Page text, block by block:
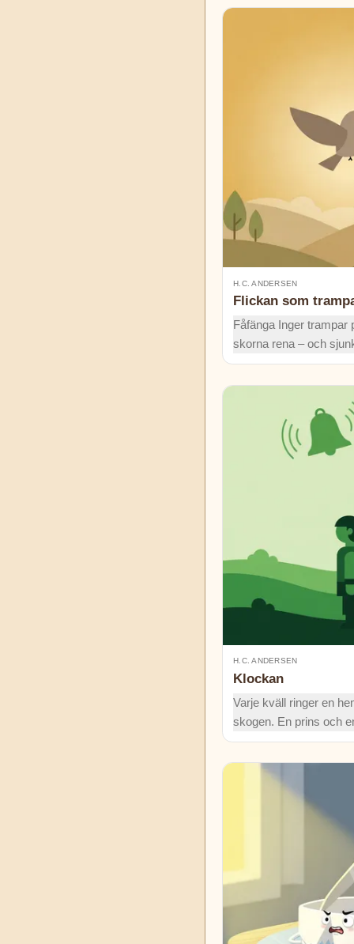
egentligen ta reda på
H.C. ANDERSEN
Flickan som
Fåfänga Inger trampar
skorna rena – och
liten flickas bön ge
lära henne vad
H.C. ANDERSEN
Klockan
Varje kväll ringer en
skogen. En prins och
följa klangen – och
än alla små klockor i